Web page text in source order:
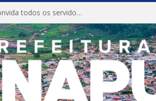
CONVITE A Prefeitura Municipal de Anapu convida todos os servidores públicos municipais para participarem da Audiência Pública de discussão da Lei de Diretrizes Orçamentárias (LDO), importante instrumento de planejamento das ações e investimentos da Administração Pública para o próximo exercício financeiro.